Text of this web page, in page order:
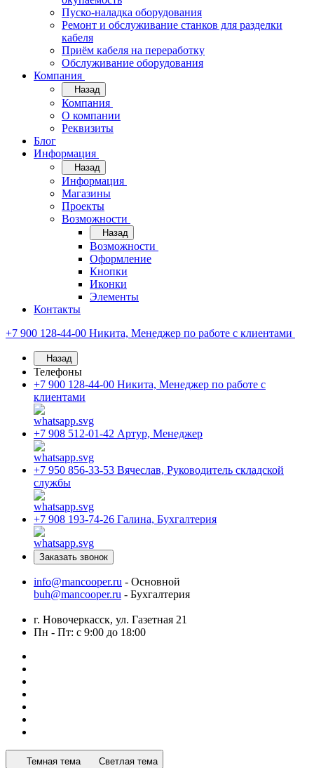
Пуско-наладка оборудования
Ремонт и обслуживание станков для разделки
кабеля
Приём кабеля на переработку
Обслуживание оборудования
Компания
Назад
Компания
О компании
Реквизиты
Блог
Информация
Назад
Информация
Магазины
Проекты
Возможности
Назад
Возможности
Оформление
Кнопки
Иконки
Элементы
Контакты
+7 900 128-44-00 Никита, Менеджер по работе с клиентами
Назад
Телефоны
+7 900 128-44-00 Никита, Менеджер по работе с
клиентами
+7 908 512-01-42 Артур, Менеджер
+7 950 856-33-53 Вячеслав, Руководитель складской
службы
+7 908 193-74-26 Галина, Бухгалтерия
Заказать звонок
info@mancooper.ru - Основной
buh@mancooper.ru - Бухгалтерия
г. Новочеркасск, ул. Газетная 21
Пн - Пт: с 9:00 до 18:00
Темная тема Светлая тема